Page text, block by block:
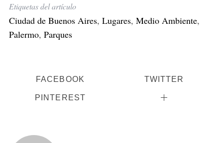
Etiquetas del artículo
Ciudad de Buenos Aires, Lugares, Medio Ambiente,
Palermo, Parques
FACEBOOK TWITTER
PINTEREST